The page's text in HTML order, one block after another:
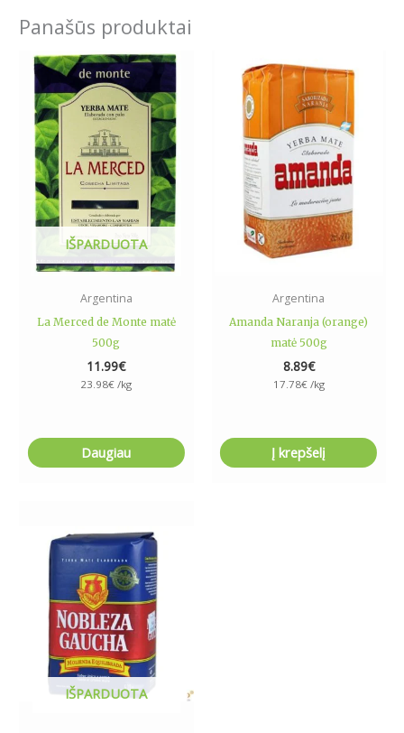
Panašūs produktai
IŠPARDUOTA
Argentina
La Merced de Monte matė
500g
11.99€
23.98€ /kg
Daugiau
Argentina
Amanda Naranja (orange)
matė 500g
8.89€
17.78€/kg
Į krepšelį
IŠPARDUOTA